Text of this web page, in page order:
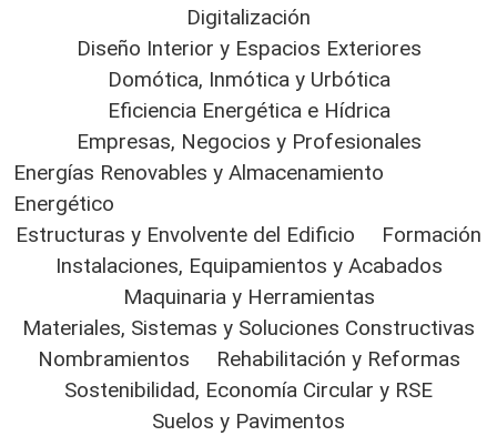
Digitalización
Diseño Interior y Espacios Exteriores
Domótica, Inmótica y Urbótica
Eficiencia Energética e Hídrica
Empresas, Negocios y Profesionales
Energías Renovables y Almacenamiento
Energético
Estructuras y Envolvente del Edificio
Formación
Instalaciones, Equipamientos y Acabados
Maquinaria y Herramientas
Materiales, Sistemas y Soluciones Constructivas
Nombramientos
Rehabilitación y Reformas
Sostenibilidad, Economía Circular y RSE
Suelos y Pavimentos